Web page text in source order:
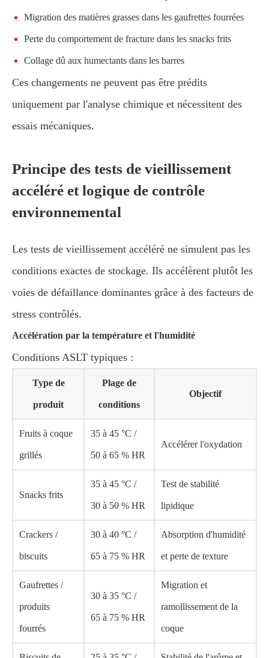
Migration des matières grasses dans les gaufrettes fourrées
Perte du comportement de fracture dans les snacks frits
Collage dû aux humectants dans les barres
Ces changements ne peuvent pas être prédits
uniquement par l'analyse chimique et nécessitent des
essais mécaniques.
Principe des tests de vieillissement
accéléré et logique de contrôle
environnemental
Les tests de vieillissement accéléré ne simulent pas les
conditions exactes de stockage. Ils accélèrent plutôt les
voies de défaillance dominantes grâce à des facteurs de
stress contrôlés.
Accélération par la température et l'humidité
Conditions ASLT typiques :
Type de
produit
Plage de
conditions
Objectif
Fruits à coque
grillés
35 à 45 °C /
50 à 65 % HR
Accélérer l'oxydation
Snacks frits
35 à 45 °C /
30 à 50 % HR
Test de stabilité
lipidique
Crackers /
biscuits
30 à 40 °C /
65 à 75 % HR
Absorption d'humidité
et perte de texture
Gaufrettes /
produits
fourrés
30 à 35 °C /
65 à 75 % HR
Migration et
ramollissement de la
coque